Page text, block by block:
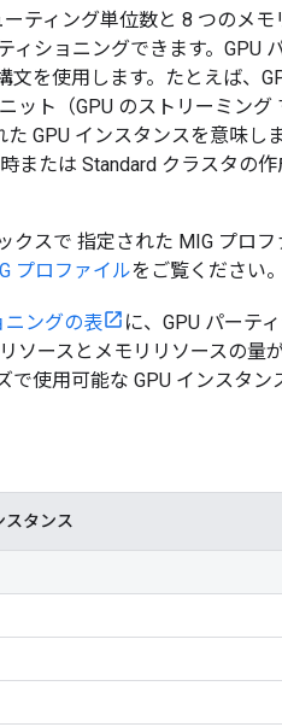
ティング単位数と 8 つのメモ
ショニングできます。GPU
文を使用します。たとえば、
ット（GPU のストリーミング
GPU インスタンスを意味しま
または Standard クラスタの
クスで 指定された MIG プロフ
プロファイルをご覧ください。
ニングの表
に、GPU パーテ
ソースとメモリリソースの量
で使用可能な GPU インスタン
スタンス